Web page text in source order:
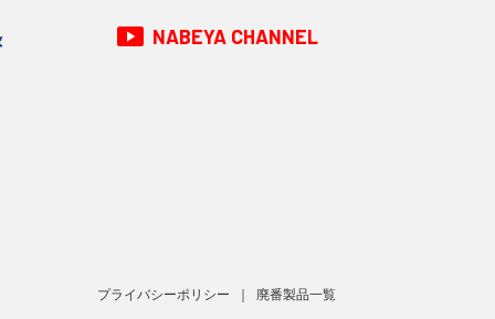
NABEYA CHANNEL
プライバシーポリシー 廃番製品一覧